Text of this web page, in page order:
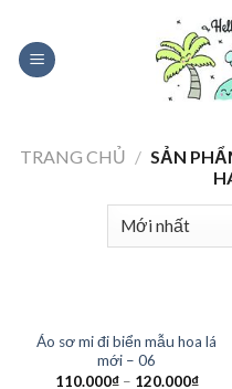
content
TRANG CHỦ / SẢN
Áo sơ mi đi biển mẫu hoa lá
mới – 06
110.000₫– 120.000₫